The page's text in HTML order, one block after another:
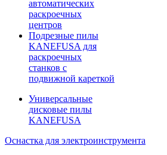
автоматических
раскроечных
центров
Подрезные пилы
KANEFUSA для
раскроечных
станков с
подвижной кареткой
Универсальные
дисковые пилы
KANEFUSA
Оснастка для электроинструмента